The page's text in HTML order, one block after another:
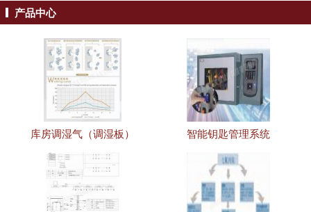
产品中心
库房调湿气（调湿板） 智能钥匙管理系统